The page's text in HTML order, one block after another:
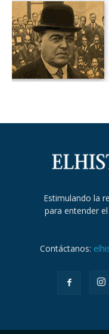
Estimulando la
para entender
Contáctanos: